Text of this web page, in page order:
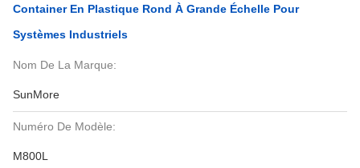
Container En Plastique Rond À Grande Échelle Pour
Systèmes Industriels
Nom De La Marque:
SunMore
Numéro De Modèle:
M800L